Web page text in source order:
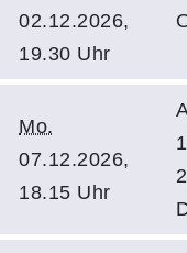
02.12.2026,
19.30 Uhr
Mo.
07.12.2026,
18.15 Uhr